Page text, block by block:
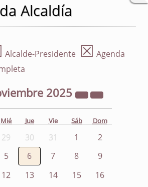
Alcaldía
Alcalde-Presidente ☒ Agenda
2025
Mié Jue Vie Sáb Dom
29 30 31 1
2
5 6 7 8
9
12 13 14 15
16